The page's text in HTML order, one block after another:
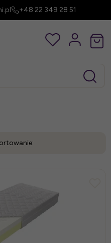
+48 22 349 28 51